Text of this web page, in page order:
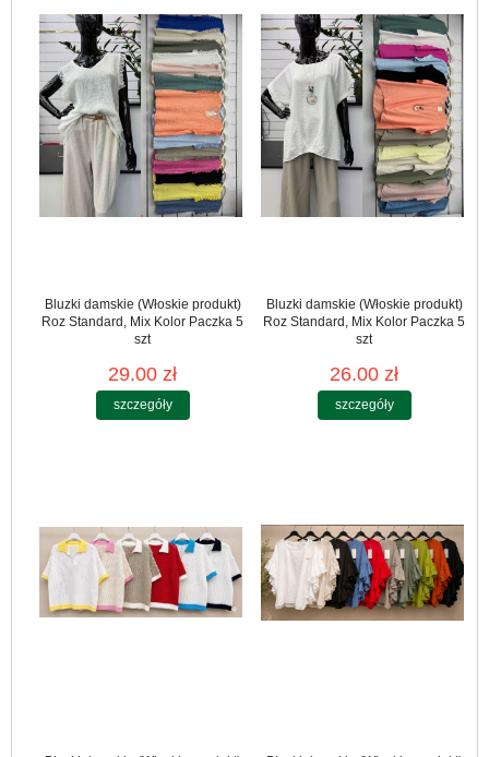
Bluzki damskie (Włoskie produkt)
Roz Standard, Mix Kolor Paczka 5
szt
29.00 zł
szczegóły
Bluzki damskie (Włoskie produkt)
Roz Standard, Mix Kolor Paczka 5
szt
26.00 zł
szczegóły